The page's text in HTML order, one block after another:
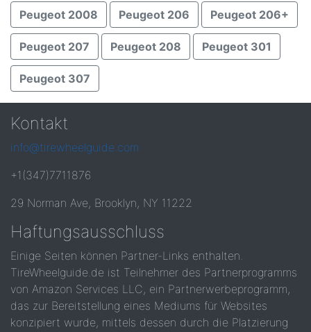
Peugeot 2008 Peugeot 206 Peugeot 206+
Peugeot 207 Peugeot 208 Peugeot 301
Peugeot 307
Kontakt
info@tirewheelguide.com
+1(347)7711876
29 Norman Ave, Brooklyn, NY 11222
Haftungsausschluss
Einige Seiten können Partner-Links enthalten.
TireWheelguide.de ist Teilnehmer des Partnerprogramms
von Amazon Services LLC, ein Partnerwerbeprogramm,
das zur Bereitstellung eines Mediums für Websites
konzipiert wurde, mittels dessen durch die Platzierung